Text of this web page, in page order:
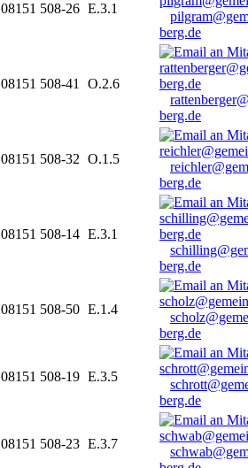
08151 508-26 E.3.1
berg.de
08151 508-41
O.2.6
berg.de
08151 508-32 O.1.5
berg.de
08151 508-14 E.3.1
berg.de
08151 508-50 E.1.4
berg.de
08151 508-19 E.3.5
berg.de
08151 508-23 E.3.7